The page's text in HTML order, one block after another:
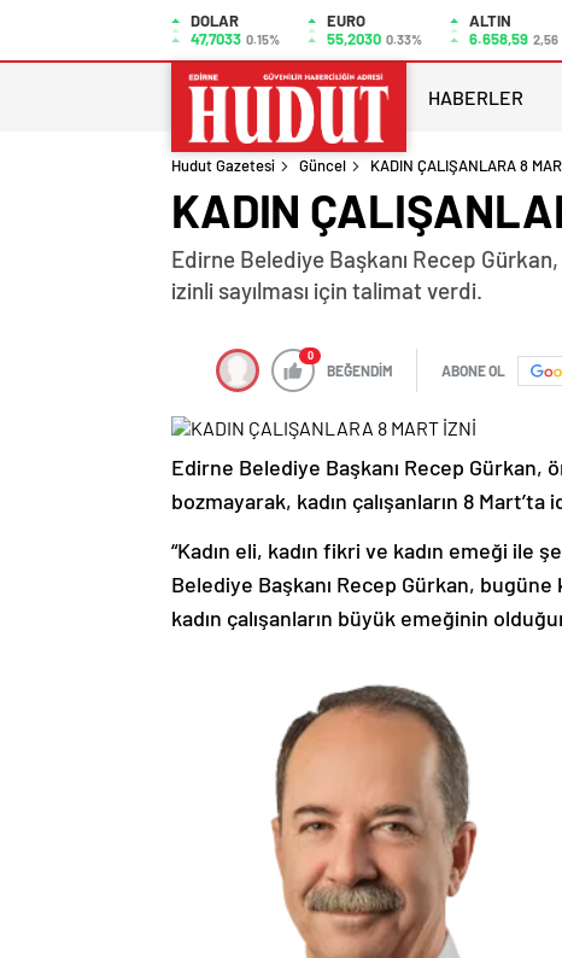
DOLAR
47,7033 0.15%
EURO
55,2030 0.33%
ALTIN
6.658,59 2,56
HABERLER
Hudut Gazetesi Güncel KADIN ÇALIŞANLARA 8
KADIN
Edirne Belediye Başkanı Recep
izinli sayılması için talimat verdi.
0
BEĞENDİM ABONE OL
Edirne Belediye Başkanı Recep Gürkan,
bozmayarak, kadın çalışanların 8
“Kadın eli, kadın fikri ve kadın emeği
Belediye Başkanı Recep Gürkan,
kadın çalışanların büyük emeğinin